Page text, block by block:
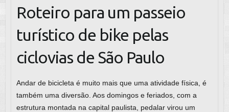
Roteiro para um passeio
turístico de bike pelas
ciclovias de São Paulo
Andar de bicicleta é muito mais que uma atividade física, é
também uma diversão. Aos domingos e feriados, com a
estrutura montada na capital paulista, pedalar virou um